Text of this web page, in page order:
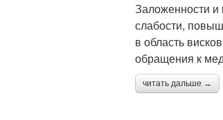
Заложенности
слабости,
в область
обращения к
читать дальше →